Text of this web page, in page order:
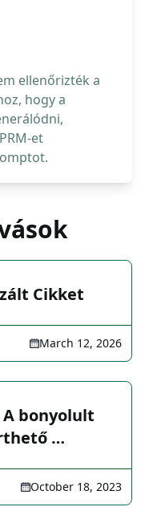
ellenőrizték a
hogy a
et
Cikket
March 12, 2026
bonyolult
…
October 18, 2023